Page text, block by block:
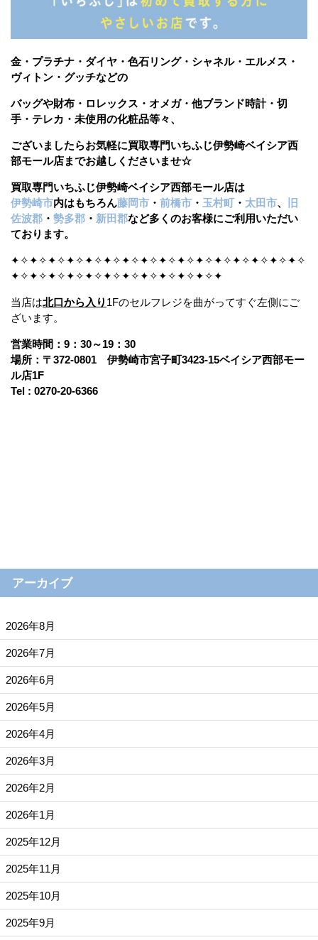
金・プラチナ・ダイヤ・色石リング・シャネル・エルメス・
ヴィトン・グッチなどの
バッグや財布・ロレックス・オメガ・他ブランド時計・切
手・テレカ・未使用の化粧品等々、
ございましたらお気軽に買取専門いちふじ伊勢崎ベイシア西
部モール店までお越しくださいませ☆
買取専門いちふじ伊勢崎ベイシア西部モール店は
伊勢崎市内はもちろん藤岡市 ・ 前橋市 ・ 玉村町 ・ 太田市、
旧
佐波郡 ・ 勢多郡 ・ 新田郡など多くのお客様にご利用いただい
ております。
✦✧✦✧✦✧✦✧✦✧✦✧✦✧✦✧✦✧✦✧✦✧✦✧✦✧✦✧✦✧✦✧
✦✧✦✧✦✧✦✧✦✧✦✧✦✧✦✧✦✧✦✧✦✧✦
当店は北口から入り 1Fのセルフレジを曲がってすぐ左側にご
ざいます。
営業時間：9：30～19：30
場所：〒372-0801 伊勢崎市宮子町3423-15ベイシア西部モー
ル店1F
Tel : 0270-20-6366
アーカイブ
2026年8月
2026年7月
2026年6月
2026年5月
2026年4月
2026年3月
2026年2月
2026年1月
2025年12月
2025年11月
2025年10月
2025年9月